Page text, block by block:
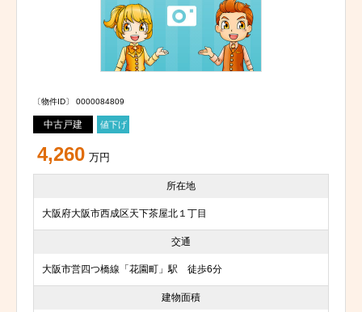
〔物件ID〕 0000084809
中古戸建 値下げ
4,260 万円
所在地
大阪府大阪市西成区天下茶屋北１丁目
交通
大阪市営四つ橋線「花園町」駅 徒歩6分
建物面積